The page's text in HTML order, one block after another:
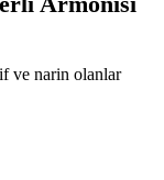
ve narin olanlar